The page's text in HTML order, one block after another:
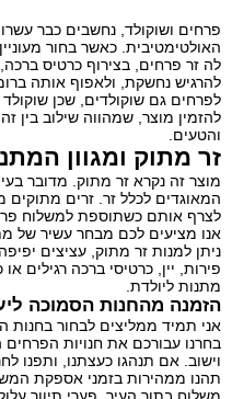
פרחים ושוקולד, נחשבים כבר
האולטימטיבית. כאשר בחור
לה זר פרחים, בצירוף כרטיס
להרגיש נחשקת, ולאפוף אותה
לפרחים גם שוקולדים, שכן שוקולד
להזמין מוצר, שמהווה שילוב בין
והטעים.
זר מתוק ומגוון
מוצר זה נקרא זר מתוק. מדובר
המאוגדים לכלל זר. זרים מתוקים
לצרף אותם כשתוספת למשלוח
אנו מציעים לכם מבחר עשיר של
ניתן למנות זר מתוק, עציצים
פירות, יין, כרטיסי ברכה רגילים או
מתנות ליולדת.
הזמנה מהחנות הסמוכה
אני תמיד ממליצים לבחור
בחרנו עבורכם את חנויות הפרחים
וישוב. אם תנהגו כעצתנו, ותפנו
תהנו ממהירות בזמני אספקת
משלוח בתוך העיר. פערי תיווך